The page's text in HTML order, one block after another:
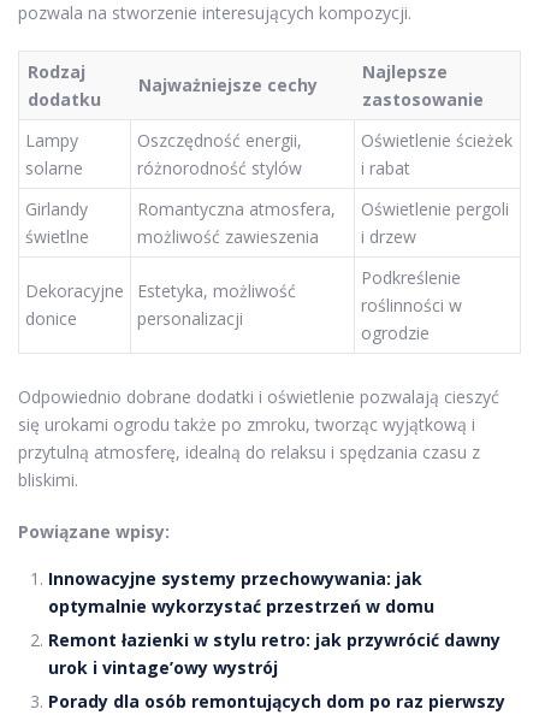
pozwala na stworzenie interesujących kompozycji.
Rodzaj
dodatku
Najważniejsze cechy
Najlepsze
zastosowanie
Lampy
solarne
Oszczędność energii,
różnorodność stylów
Oświetlenie ścieżek
i rabat
Girlandy
świetlne
Romantyczna atmosfera,
możliwość zawieszenia
Oświetlenie pergoli
i drzew
Dekoracyjne
donice
Estetyka, możliwość
personalizacji
Podkreślenie
roślinności w
ogrodzie
Odpowiednio dobrane dodatki i oświetlenie pozwalają cieszyć
się urokami ogrodu także po zmroku, tworząc wyjątkową i
przytulną atmosferę, idealną do relaksu i spędzania czasu z
bliskimi.
Powiązane wpisy:
Innowacyjne systemy przechowywania: jak
optymalnie wykorzystać przestrzeń w domu
Remont łazienki w stylu retro: jak przywrócić dawny
urok i vintage’owy wystrój
Porady dla osób remontujących dom po raz pierwszy